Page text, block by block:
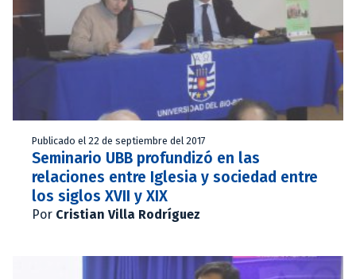
Publicado el 22 de septiembre del 2017
Seminario UBB profundizó en las
relaciones entre Iglesia y sociedad entre
los siglos XVII y XIX
Por Cristian Villa Rodríguez